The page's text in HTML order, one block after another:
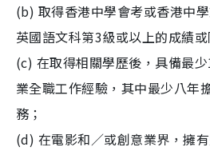
(b) 取得香港中學會考或香港中
英國語文科第3級或以上的成績或
(c) 在取得相關學歷後，具備最
業全職工作經驗，其中最少八年
務；
(d) 在電影和／或創意業界，擁